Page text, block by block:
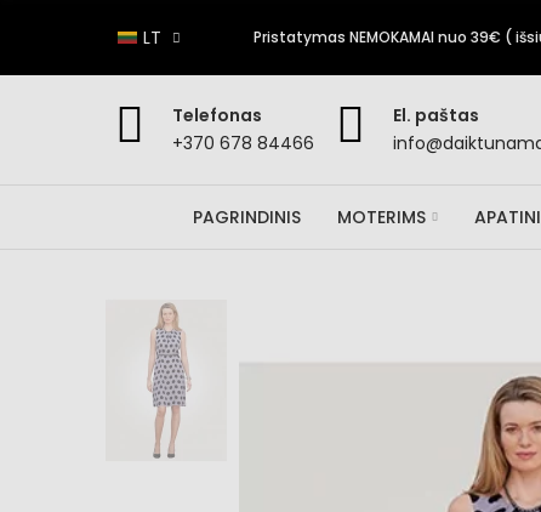
LT Pristatymas NEMOKAMAI nuo 39€ (
Telefonas
+370 678 84466
El. paštas
PAGRINDINIS MOTERIMS